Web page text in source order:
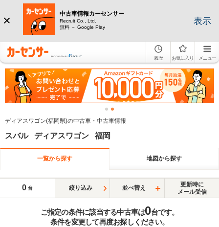
中古車情報カーセンサー
Recruit Co., Ltd.
無料 － Google Play
表示
履歴 お気に入り メニュー
ディアスワゴン(福岡県)の中古車・中古車情報
スバル ディアスワゴン 福岡
一覧から探す 地図から探す
0 台 絞り込み 並べ替え
更新時に
メール受信
ご指定の条件に該当する中古車は0台です。
条件を変更して再度お探しください。